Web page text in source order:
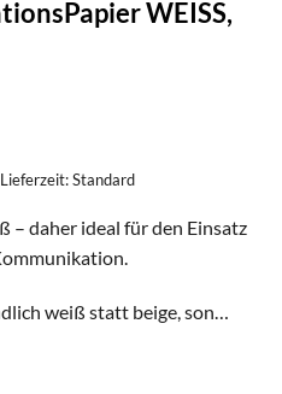
WEISS,
Standard
– daher ideal für den Einsatz
weiß statt beige, son…